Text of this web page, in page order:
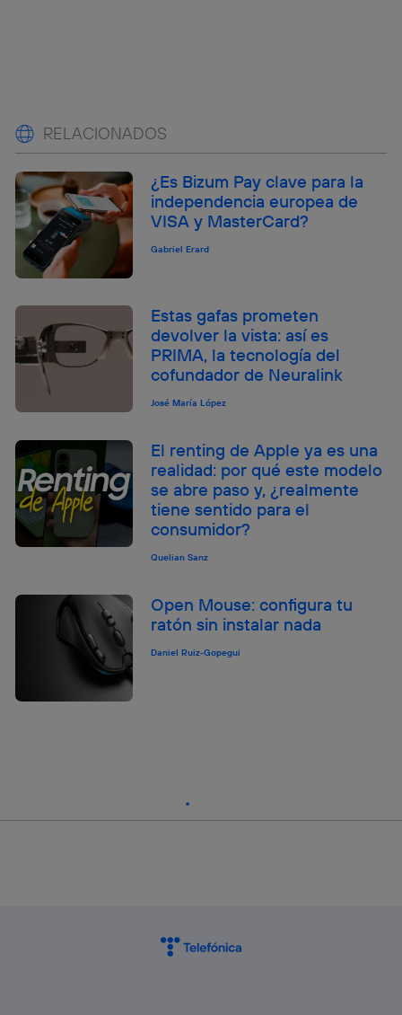
RELACIONADOS
¿Es Bizum Pay clave para la
independencia europea de
VISA y MasterCard?
Gabriel Erard
Estas gafas prometen
devolver la vista: así es
PRIMA, la tecnología del
cofundador de Neuralink
José María López
El renting de Apple ya es una
realidad: por qué este modelo
se abre paso y, ¿realmente
tiene sentido para el
consumidor?
Quelian Sanz
Open Mouse: configura tu
ratón sin instalar nada
Daniel Ruiz-Gopegui